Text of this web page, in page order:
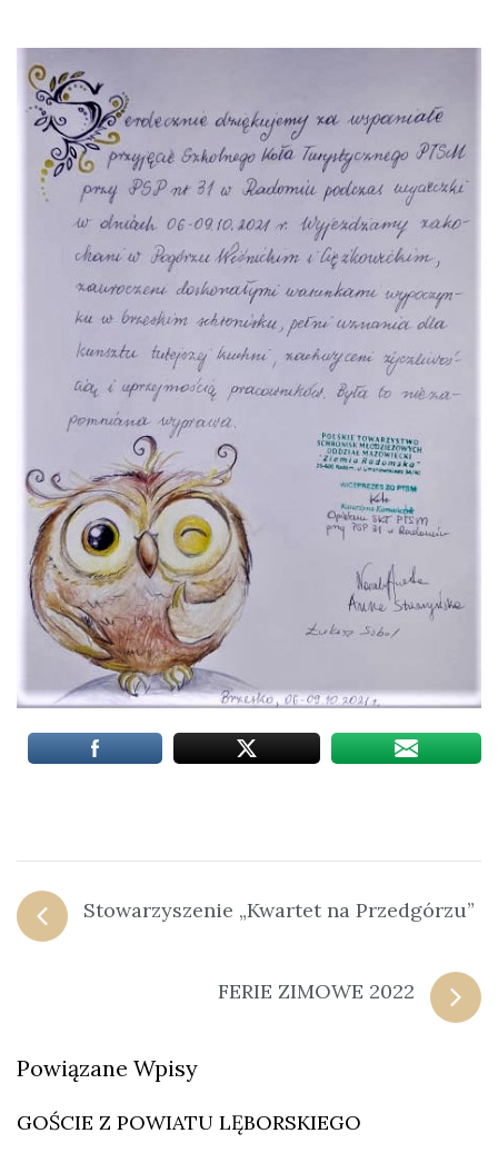
Stowarzyszenie „Kwartet na Przedgórzu”
FERIE ZIMOWE 2022
Powiązane Wpisy
GOŚCIE Z POWIATU LĘBORSKIEGO